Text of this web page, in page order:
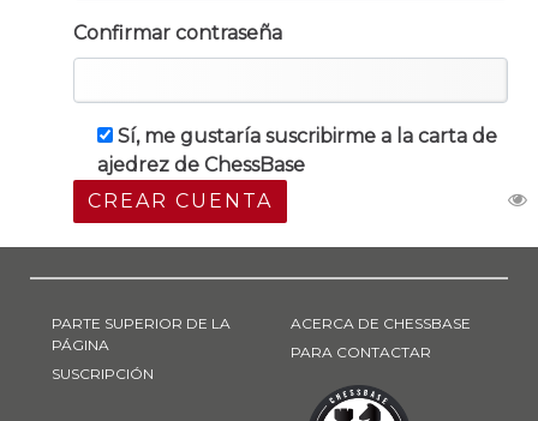
Confirmar contraseña
Sí, me gustaría suscribirme a la carta de
ajedrez de ChessBase
CREAR CUENTA
PARTE SUPERIOR DE LA
PÁGINA
SUSCRIPCIÓN
ACERCA DE CHESSBASE
PARA CONTACTAR